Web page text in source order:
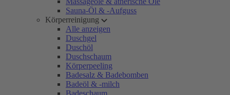
Sauna-Öl & -Aufguss
Körperreinigung
Alle anzeigen
Duschgel
Duschöl
Duschschaum
Körperpeeling
Badesalz & Badebomben
Badeöl & -milch
Badeschaum